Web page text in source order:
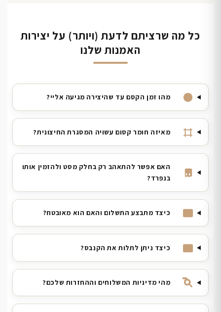
כל מה שרציתם לדעת (ויותר) על יצירות
האמנות שלנו
מהו זמן הקסם עד שהיצירה מגיעה אליי?
מאיזה חומר קסום עשויה המסגרת החיצונית?
האם אפשר להתאהב רק בחלק מסט ולהזמין אותו
בנפרד?
כיצד מתבצע התשלום והאם הוא מאובטח?
כיצד ניתן לתלות את הקנבס?
מהי מדיניות המשלוחים וההחזרות שלכם?